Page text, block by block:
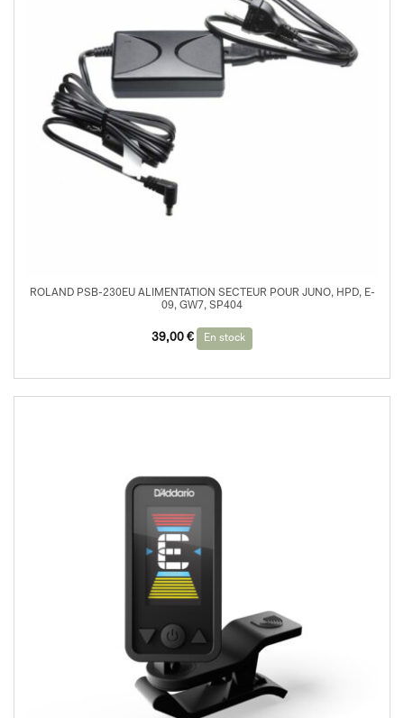
ROLAND PSB-230EU ALIMENTATION SECTEUR POUR JUNO, HPD, E-
09, GW7, SP404
39,00 € En stock